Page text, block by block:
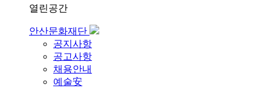
열린공간
안산문화재단
공지사항
공고사항
채용안내
예술安